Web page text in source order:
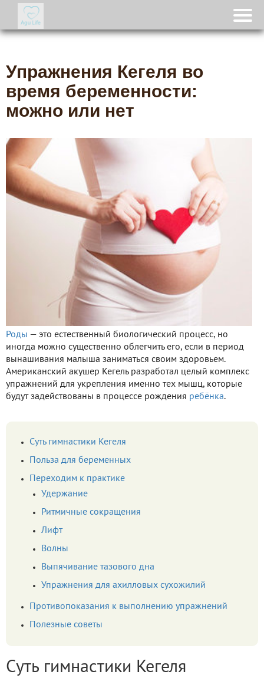
Упражнения Кегеля во
время беременности:
можно или нет
Роды — это естественный биологический процесс, но
иногда можно существенно облегчить его, если в период
вынашивания малыша заниматься своим здоровьем.
Американский акушер Кегель разработал целый комплекс
упражнений для укрепления именно тех мышц, которые
будут задействованы в процессе рождения ребёнка.
Суть гимнастики Кегеля
Польза для беременных
Переходим к практике
Удержание
Ритмичные сокращения
Лифт
Волны
Выпячивание тазового дна
Упражнения для ахилловых сухожилий
Противопоказания к выполнению упражнений
Полезные советы
Суть гимнастики Кегеля